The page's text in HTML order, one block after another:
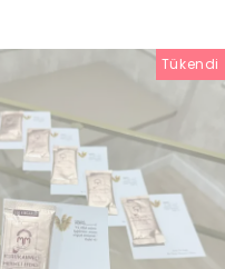
Tükendi